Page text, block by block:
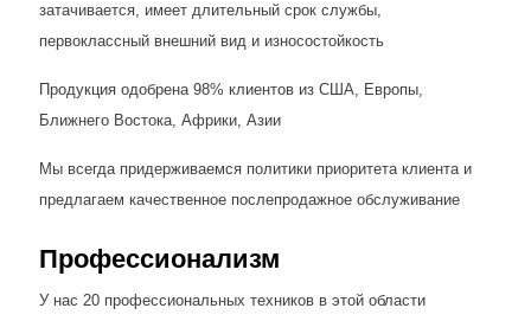
затачивается, имеет длительный срок службы,
первоклассный внешний вид и износостойкость
Продукция одобрена 98% клиентов из США, Европы,
Ближнего Востока, Африки, Азии
Мы всегда придерживаемся политики приоритета клиента и
предлагаем качественное послепродажное обслуживание
Профессионализм
У нас 20 профессиональных техников в этой области